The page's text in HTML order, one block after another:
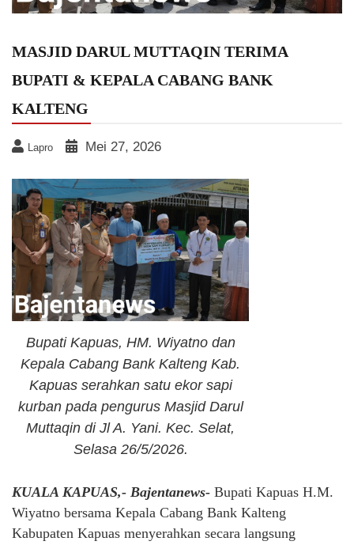
MASJID DARUL MUTTAQIN TERIMA
BUPATI & KEPALA CABANG BANK
KALTENG
Lapro Mei 27, 2026
Bupati Kapuas, HM. Wiyatno dan
Kepala Cabang Bank Kalteng Kab.
Kapuas serahkan satu ekor sapi
kurban pada pengurus Masjid Darul
Muttaqin di Jl A. Yani. Kec. Selat,
Selasa 26/5/2026.
KUALA KAPUAS,- Bajentanews- Bupati Kapuas H.M.
Wiyatno bersama Kepala Cabang Bank Kalteng
Kabupaten Kapuas menyerahkan secara langsung